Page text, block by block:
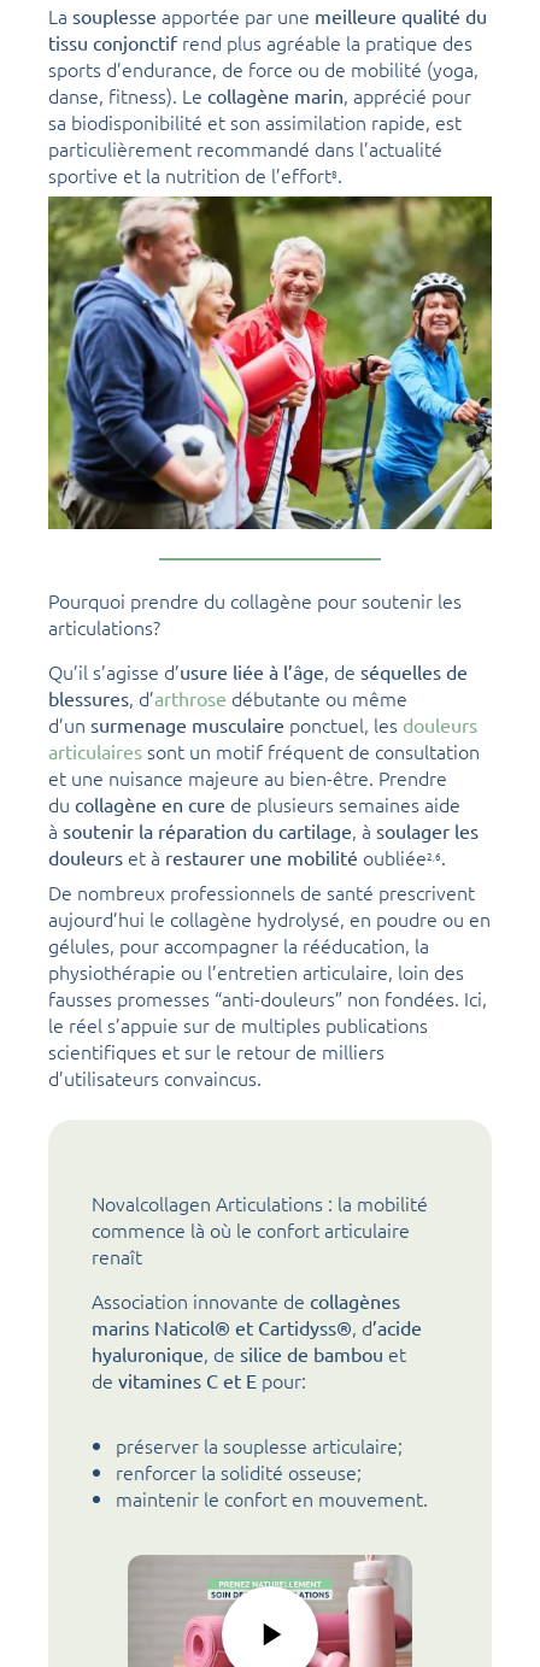
La souplesse apportée par une meilleure qualité du
tissu conjonctif rend plus agréable la pratique des
sports d’endurance, de force ou de mobilité (yoga,
danse, fitness). Le collagène marin, apprécié pour
sa biodisponibilité et son assimilation rapide, est
particulièrement recommandé dans l’actualité
sportive et la nutrition de l’effort8.
Pourquoi prendre du collagène pour soutenir les
articulations?
Qu’il s’agisse d’usure liée à l’âge, de séquelles de
blessures, d’arthrose débutante ou même
d’un surmenage musculaire ponctuel, les douleurs
articulaires sont un motif fréquent de consultation
et une nuisance majeure au bien-être. Prendre
du collagène en cure de plusieurs semaines aide
à soutenir la réparation du cartilage, à soulager les
douleurs et à restaurer une mobilité oubliée2,6.
De nombreux professionnels de santé prescrivent
aujourd’hui le collagène hydrolysé, en poudre ou en
gélules, pour accompagner la rééducation, la
physiothérapie ou l’entretien articulaire, loin des
fausses promesses “anti-douleurs” non fondées. Ici,
le réel s’appuie sur de multiples publications
scientifiques et sur le retour de milliers
d’utilisateurs convaincus.
Novalcollagen Articulations : la mobilité
commence là où le confort articulaire
renaît
Association innovante de collagènes
marins Naticol® et Cartidyss®, d’acide
hyaluronique, de silice de bambou et
de vitamines C et E pour:
préserver la souplesse articulaire;
renforcer la solidité osseuse;
maintenir le confort en mouvement.